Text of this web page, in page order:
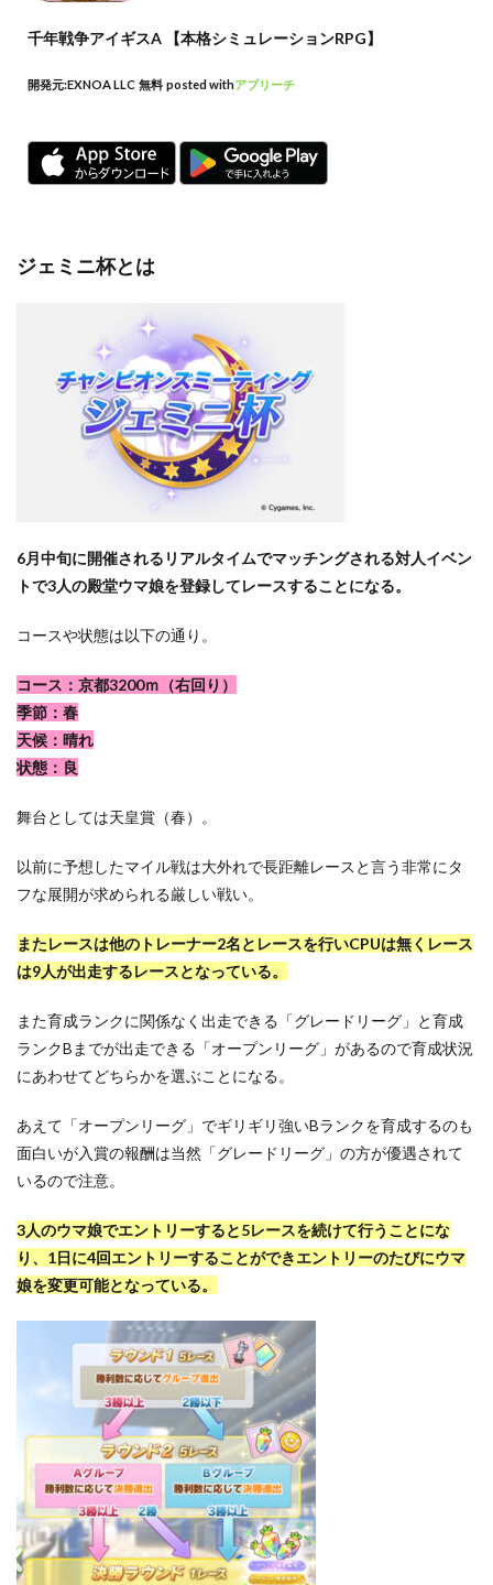
千年戦争アイギスA 【本格シミュレーションRPG】
開発元:EXNOA LLC 無料 posted withアプリーチ
ジェミニ杯とは
6月中旬に開催されるリアルタイムでマッチングされる対人イベン
トで3人の殿堂ウマ娘を登録してレースすることになる。
コースや状態は以下の通り。
コース：京都3200ｍ（右回り）
季節：春
天候：晴れ
状態：良
舞台としては天皇賞（春）。
以前に予想したマイル戦は大外れで長距離レースと言う非常にタ
フな展開が求められる厳しい戦い。
またレースは他のトレーナー2名とレースを行いCPUは無くレース
は9人が出走するレースとなっている。
また育成ランクに関係なく出走できる「グレードリーグ」と育成
ランクBまでが出走できる「オープンリーグ」があるので育成状況
にあわせてどちらかを選ぶことになる。
あえて「オープンリーグ」でギリギリ強いBランクを育成するのも
面白いが入賞の報酬は当然「グレードリーグ」の方が優遇されて
いるので注意。
3人のウマ娘でエントリーすると5レースを続けて行うことにな
り、1日に4回エントリーすることができエントリーのたびにウマ
娘を変更可能となっている。